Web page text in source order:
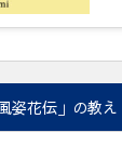
姿花伝」の教え